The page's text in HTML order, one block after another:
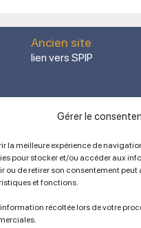
Gérer le
la meilleure expérience de
pour stocker et/ou accéder aux
ou de retirer son consentement
et fonctions.
récoltée lors de votre
Ancien site
lien vers SPIP